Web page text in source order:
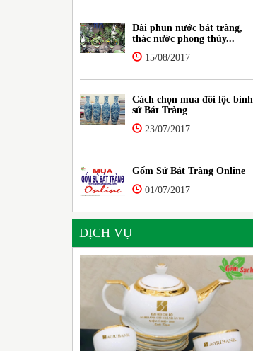
Đài phun nước bát tràng,
thác nước phong thủy...
15/08/2017
Cách chọn mua đôi lộc bình
sứ Bát Tràng
23/07/2017
Gốm Sứ Bát Tràng Online
01/07/2017
DỊCH VỤ